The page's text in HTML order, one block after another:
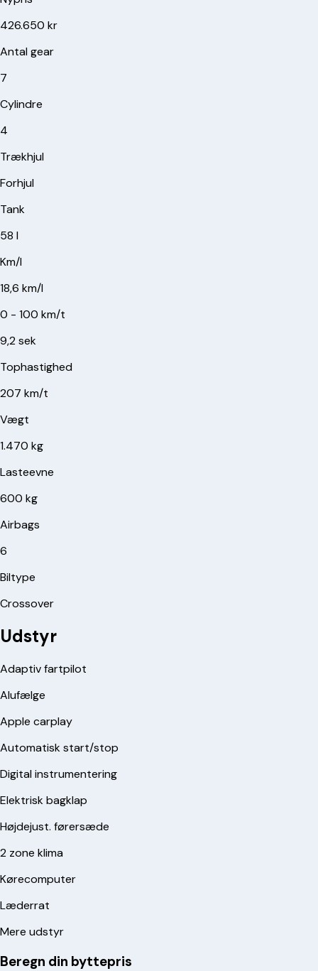
426.650 kr
Antal gear
7
Cylindre
4
Trækhjul
Forhjul
Tank
58 l
Km/l
18,6 km/l
0 - 100 km/t
9,2 sek
Tophastighed
207 km/t
Vægt
1.470 kg
Lasteevne
600 kg
Airbags
6
Biltype
Crossover
Udstyr
Adaptiv fartpilot
Alufælge
Apple carplay
Automatisk start/stop
Digital instrumentering
Elektrisk bagklap
Højdejust. førersæde
2 zone klima
Kørecomputer
Læderrat
Mere udstyr
Beregn din byttepris